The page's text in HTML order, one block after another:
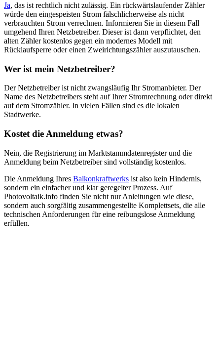
Ja, das ist rechtlich nicht zulässig. Ein rückwärtslaufender Zähler
würde den eingespeisten Strom fälschlicherweise als nicht
verbrauchten Strom verrechnen. Informieren Sie in diesem Fall
umgehend Ihren Netzbetreiber. Dieser ist dann verpflichtet, den
alten Zähler kostenlos gegen ein modernes Modell mit
Rücklaufsperre oder einen Zweirichtungszähler auszutauschen.
Wer ist mein Netzbetreiber?
Der Netzbetreiber ist nicht zwangsläufig Ihr Stromanbieter. Der
Name des Netzbetreibers steht auf Ihrer Stromrechnung oder direkt
auf dem Stromzähler. In vielen Fällen sind es die lokalen
Stadtwerke.
Kostet die Anmeldung etwas?
Nein, die Registrierung im Marktstammdatenregister und die
Anmeldung beim Netzbetreiber sind vollständig kostenlos.
Die Anmeldung Ihres Balkonkraftwerks ist also kein Hindernis,
sondern ein einfacher und klar geregelter Prozess. Auf
Photovoltaik.info finden Sie nicht nur Anleitungen wie diese,
sondern auch sorgfältig zusammengestellte Komplettsets, die alle
technischen Anforderungen für eine reibungslose Anmeldung
erfüllen.